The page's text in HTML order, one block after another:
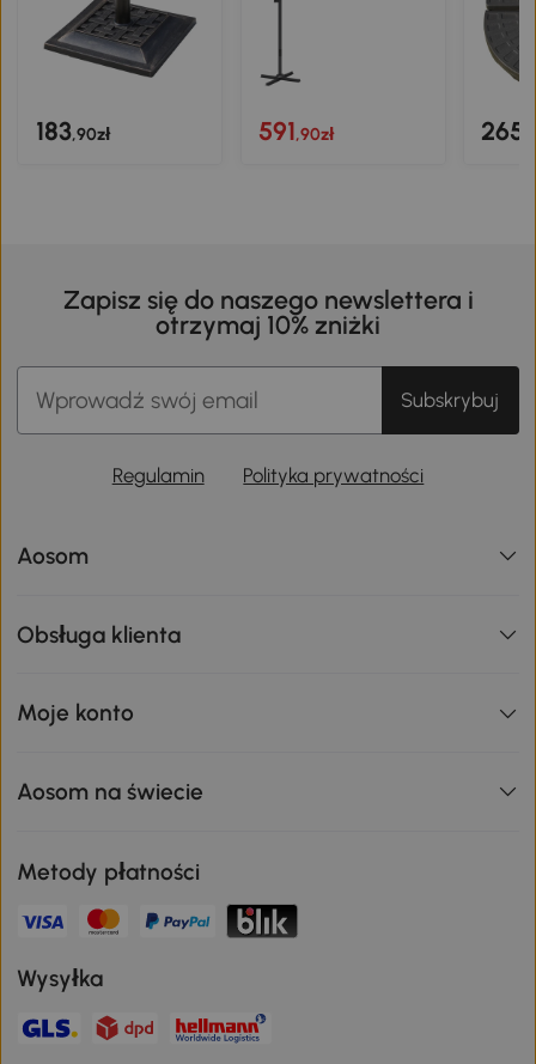
183,90zł 591,90zł 265
Zapisz się do naszego newslettera i
otrzymaj 10% zniżki
Subskrybuj
Regulamin Polityka prywatności
Aosom
Obsługa klienta
Moje konto
Aosom na świecie
Metody płatności
Wysyłka